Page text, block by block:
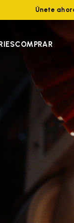
Únete
COMPRAR